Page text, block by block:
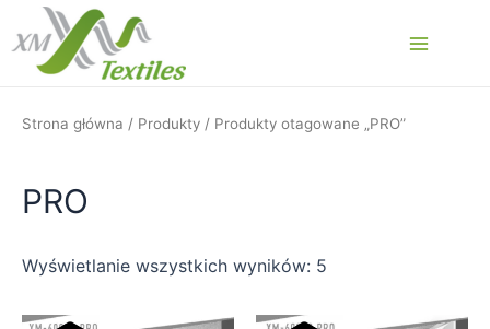
Przejdź
do
treści
Strona główna / Produkty / Produkty otagowane „PRO”
PRO
Wyświetlanie wszystkich wyników: 5